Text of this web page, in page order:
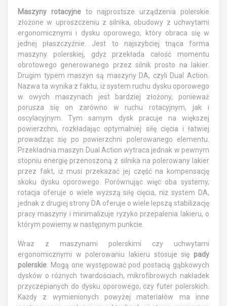
Maszyny rotacyjne to najprostsze urządzenia polerskie
złożone w uproszczeniu z silnika, obudowy z uchwytami
ergonomicznymi i dysku oporowego, który obraca się w
jednej płaszczyźnie. Jest to najszybciej tnąca forma
maszyny polerskiej, gdyż przekłada całość momentu
obrotowego generowanego przez silnik prosto na lakier.
Drugim typem maszyn są maszyny DA, czyli Dual Action.
Nazwa ta wynika z faktu, iż system ruchu dysku oporowego
w owych maszynach jest bardziej złożony, ponieważ
porusza się on zarówno w ruchu rotacyjnym, jak i
oscylacyjnym. Tym samym dysk pracuje na większej
powierzchni, rozkładając optymalniej siłę cięcia i łatwiej
prowadząc się po powierzchni polerowanego elementu.
Przekładnia maszyn Dual Action wytraca jednak w pewnym
stopniu energię przenoszoną z silnika na polerowany lakier
przez fakt, iż musi przekazać jej część na kompensację
skoku dysku oporowego. Porównując więc oba systemy,
rotacja oferuje o wiele wyższą siłę cięcia, niż system DA,
jednak z drugiej strony DA oferuje o wiele lepszą stabilizację
pracy maszyny i minimalizuje ryzyko przepalenia lakieru, o
którym powiemy w następnym punkcie.
Wraz z maszynami polerskimi czy uchwytami
ergonomicznymi w polerowaniu lakieru stosuje się pady
polerskie . Mogą one występować pod postacią gąbkowych
dysków o różnych twardościach, mikrofibrowych nakładek
przyczepianych do dysku oporowego, czy futer polerskich.
Każdy z wymienionych powyżej materiałów ma inne